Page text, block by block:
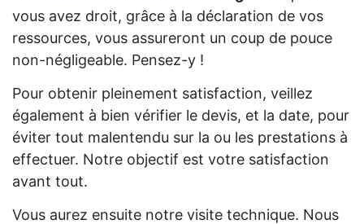
vous avez droit, grâce à la déclaration de vos
ressources, vous assureront un coup de pouce
non-négligeable. Pensez-y !
Pour obtenir pleinement satisfaction, veillez
également à bien vérifier le devis, et la date, pour
éviter tout malentendu sur la ou les prestations à
effectuer. Notre objectif est votre satisfaction
avant tout.
Vous aurez ensuite notre visite technique. Nous